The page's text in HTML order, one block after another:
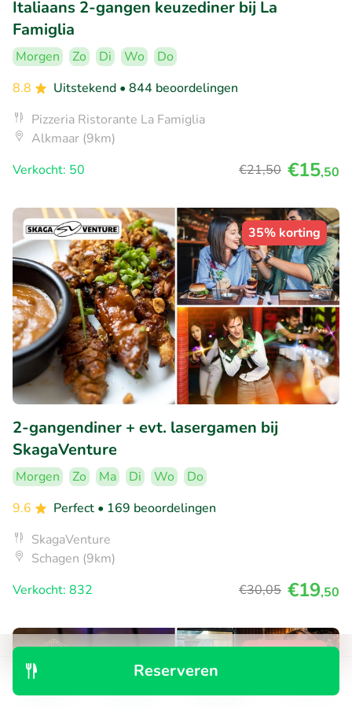
Reserveren
Italiaans 2-gangen keuzediner bij La
Famiglia
Morgen Zo Di Wo
Do
8.8
Uitstekend • 844 beoordelingen
Pizzeria Ristorante La Famiglia
Alkmaar (9km)
Verkocht: 50
€21,50 €15,50
35% korting
2-gangendiner + evt. lasergamen bij
SkagaVenture
Morgen Zo Ma Di Wo
Do
9.6
Perfect • 169 beoordelingen
SkagaVenture
Schagen (9km)
Verkocht: 832
€30,05 €19,50
25% korting